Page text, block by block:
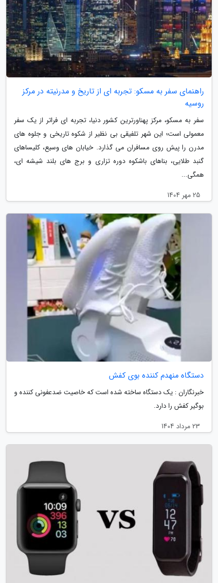
راهنمای سفر به مسکو: تجربه ای از تاریخ و مدرنیته در مرکز
روسیه
سفر به مسکو، مرکز پهناورترین کشور دنیا، تجربه ای فراتر از یک سفر
معمولی است؛ این شهر تلفیقی بی نظیر از شکوه تاریخی و جلوه های
مدرن را پیش روی مسافران می گذارد. خیابان های وسیع، کلیساهای
گنبد طلایی، بناهای باشکوه دوره تزاری و برج های بلند شیشه ای،
همگی...
25 مهر 1404
دستگاه منهدم کننده بوی کفش
خبرنگاران : یک دستگاه ساخته شده است که خاصیت ضدعفونی کننده و
بوگیر کفش را دارد.
23 مرداد 1404